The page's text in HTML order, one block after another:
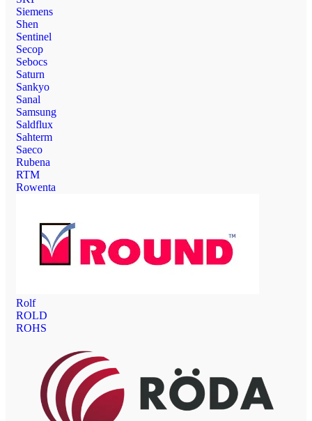
Siemens
Shen
Sentinel
Secop
Sebocs
Saturn
Sankyo
Sanal
Samsung
Saldflux
Sahterm
Saeco
Rubena
RTM
Rowenta
Rolf
ROLD
ROHS